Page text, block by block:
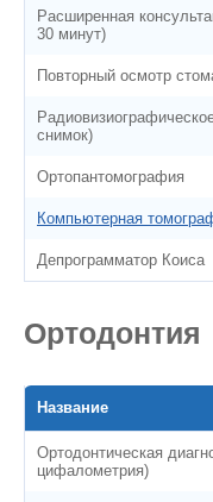
Расширенная
30 минут)
Повторный осмотр
снимок)
Ортопантомография
Компьютерная
Депрограмматор Коиса
Ортодонтия
Название
Ортодонтическая
цифалометрия)